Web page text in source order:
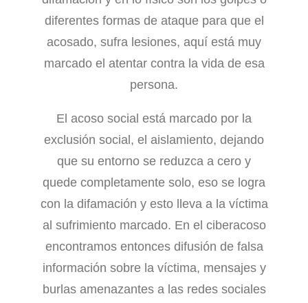
diferentes formas de ataque para que el
acosado, sufra lesiones, aquí está muy
marcado el atentar contra la vida de esa
persona.
El acoso social está marcado por la
exclusión social, el aislamiento, dejando
que su entorno se reduzca a cero y
quede completamente solo, eso se logra
con la difamación y esto lleva a la víctima
al sufrimiento marcado. En el ciberacoso
encontramos entonces difusión de falsa
información sobre la víctima, mensajes y
burlas amenazantes a las redes sociales